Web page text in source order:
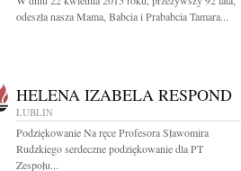
odeszła nasza Mama, Babcia i Prababcia Tamara...
HELENA IZABELA RESPOND
LUBLIN
Podziękowanie Na ręce Profesora Sławomira
Rudzkiego serdeczne podziękowanie dla PT
Zespołu...